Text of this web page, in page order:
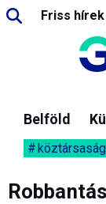
Friss hírek
Belföld